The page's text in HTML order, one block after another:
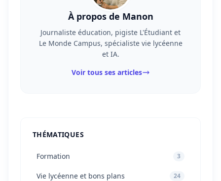
À propos de Manon
Journaliste éducation, pigiste L'Étudiant et
Le Monde Campus, spécialiste vie lycéenne
et IA.
Voir tous ses articles
THÉMATIQUES
Formation 3
Vie lycéenne et bons plans 24